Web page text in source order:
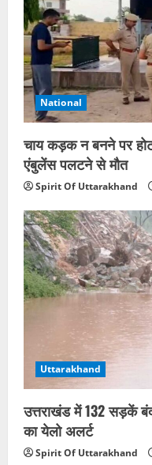
National
चाय कड़क न बनने पर
एंबुलेंस पलटने से मौत
Spirit Of Uttarakhand
Uttarakhand
उत्तराखंड में 132 सड़कें
का येलो अलर्ट
Spirit Of Uttarakhand